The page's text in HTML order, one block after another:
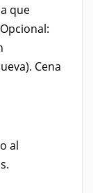
que
Cena
al